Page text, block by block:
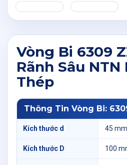
Vòng Bi 6309
Rãnh Sâu NTN
Thép
Thông Tin Vòng Bi:
Kích thước d 45 mm
Kích thước D 100